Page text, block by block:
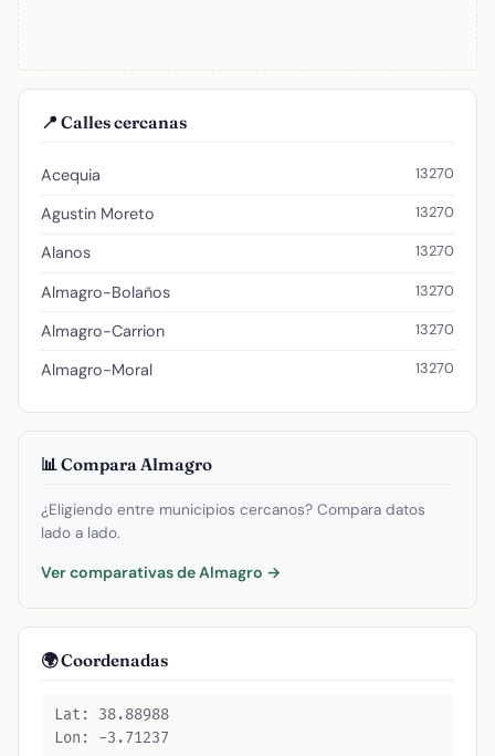
📍 Calles cercanas
Acequia 13270
Agustin Moreto 13270
Alanos 13270
Almagro-Bolaños 13270
Almagro-Carrion 13270
Almagro-Moral 13270
📊 Compara Almagro
¿Eligiendo entre municipios cercanos? Compara datos
lado a lado.
Ver comparativas de Almagro →
🌍 Coordenadas
Lat: 38.88988
Lon: -3.71237